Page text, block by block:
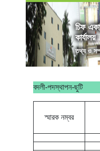
চিফ
কার্যালয়
তথ্য ও
বদলী-পদস্থাপন-ছুটি
স্মারক নম্বর